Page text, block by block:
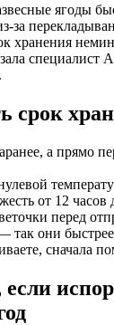
ягоды
за
хранения
специалист
срок
а прямо
от 12 часов
перед
так они быстрее
сначала